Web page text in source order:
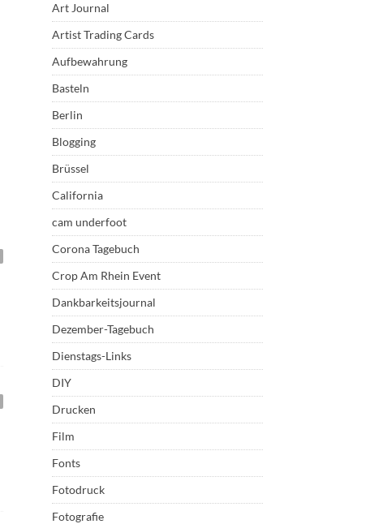
Art Journal
Artist Trading Cards
Aufbewahrung
Basteln
Berlin
Blogging
Brüssel
California
cam underfoot
Corona Tagebuch
Crop Am Rhein Event
Dankbarkeitsjournal
Dezember-Tagebuch
Dienstags-Links
DIY
Drucken
Film
Fonts
Fotodruck
Fotografie